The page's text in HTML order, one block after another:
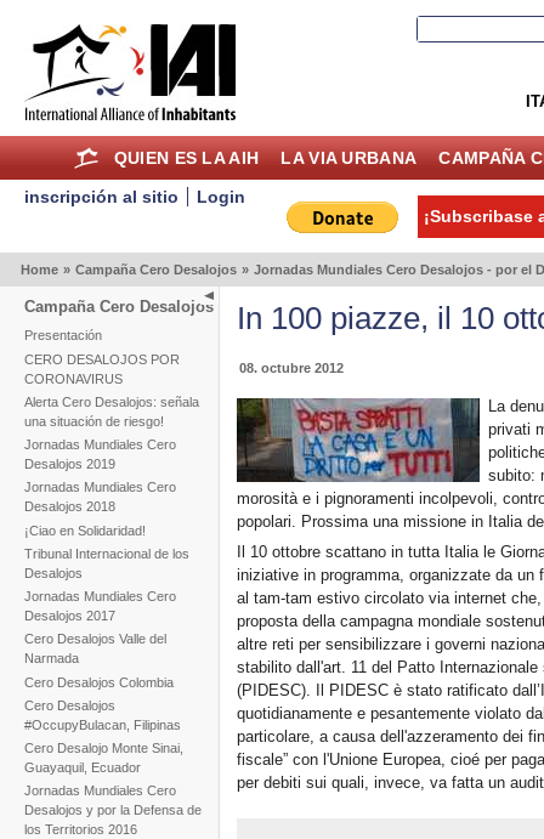
QUIEN ES LA AIH LA VIA URBANA CAMPAÑA
inscripción al sitio
Login
¡Subscribase
Home » Campaña Cero Desalojos » Jornadas Mundiales Cero Desalojos - por el
Campaña Cero Desalojos
Presentación
CERO DESALOJOS POR
CORONAVIRUS
Alerta Cero Desalojos: señala
una situación de riesgo!
Jornadas Mundiales Cero
Desalojos 2019
Jornadas Mundiales Cero
Desalojos 2018
¡Ciao en Solidaridad!
Tribunal Internacional de los
Desalojos
Jornadas Mundiales Cero
Desalojos 2017
Cero Desalojos Valle del
Narmada
Cero Desalojos Colombia
Cero Desalojos
#OccupyBulacan, Filipinas
Cero Desalojo Monte Sinai,
Guayaquil, Ecuador
Jornadas Mundiales Cero
Desalojos y por la Defensa de
los Territorios 2016
In 100 piazze, il 10
08. octubre 2012
La
privati
subito:
morosità e i pignoramenti incolpevoli,
popolari. Prossima una missione in Italia
Il 10 ottobre scattano in tutta Italia le
iniziative in programma, organizzate da un
al tam-tam estivo circolato via internet
proposta della campagna mondiale
altre reti per sensibilizzare i governi
stabilito dall'art. 11 del Patto
(PIDESC). Il PIDESC è stato ratificato
quotidianamente e pesantemente violato
particolare, a causa dell'azzeramento dei
fiscale” con l'Unione Europea, cioé per
per debiti sui quali, invece, va fatta un